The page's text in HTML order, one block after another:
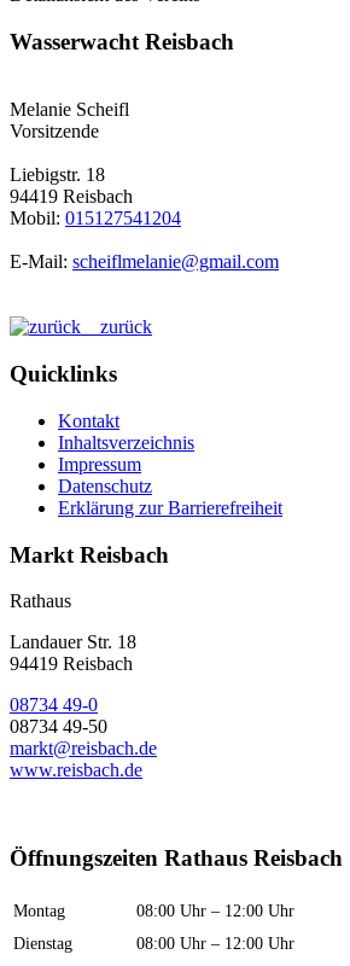
Wasserwacht Reisbach
Melanie Scheifl
Vorsitzende
Liebigstr. 18
94419 Reisbach
Mobil: 015127541204
E-Mail: scheiflmelanie@gmail.com
zurück
Quicklinks
Kontakt
Inhaltsverzeichnis
Impressum
Datenschutz
Erklärung zur Barrierefreiheit
Markt Reisbach
Rathaus
Landauer Str. 18
94419 Reisbach
08734 49-0
08734 49-50
markt@reisbach.de
www.reisbach.de
Öffnungszeiten Rathaus Reisbach
Montag 08:00 Uhr – 12:00 Uhr
Dienstag
08:00 Uhr – 12:00 Uhr